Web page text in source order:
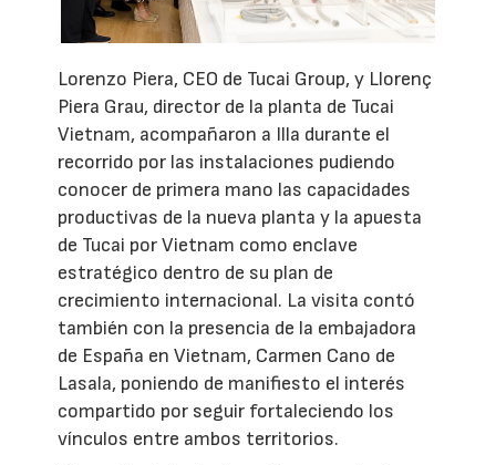
Lorenzo Piera, CEO de Tucai Group, y Llorenç
Piera Grau, director de la planta de Tucai
Vietnam, acompañaron a Illa durante el
recorrido por las instalaciones pudiendo
conocer de primera mano las capacidades
productivas de la nueva planta y la apuesta
de Tucai por Vietnam como enclave
estratégico dentro de su plan de
crecimiento internacional. La visita contó
también con la presencia de la embajadora
de España en Vietnam, Carmen Cano de
Lasala, poniendo de manifiesto el interés
compartido por seguir fortaleciendo los
vínculos entre ambos territorios.